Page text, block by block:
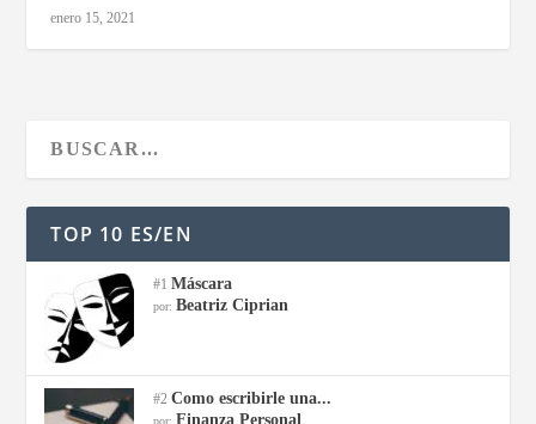
enero 15, 2021
TOP 10 ES/EN
#1Máscara
por: Beatriz Ciprian
#2Como escribirle una...
por: Finanza Personal